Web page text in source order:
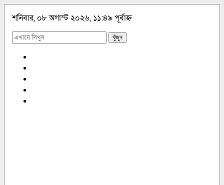
শনিবার, ০৮ অগাস্ট ২০২৬, ১১:৪৯ পূর্বাহ্ন
খুঁজুন